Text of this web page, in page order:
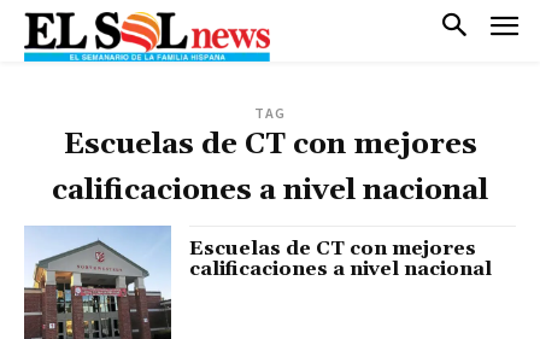
TAG
Escuelas de CT con mejores
calificaciones a nivel nacional
Escuelas de CT con mejores
calificaciones a nivel nacional